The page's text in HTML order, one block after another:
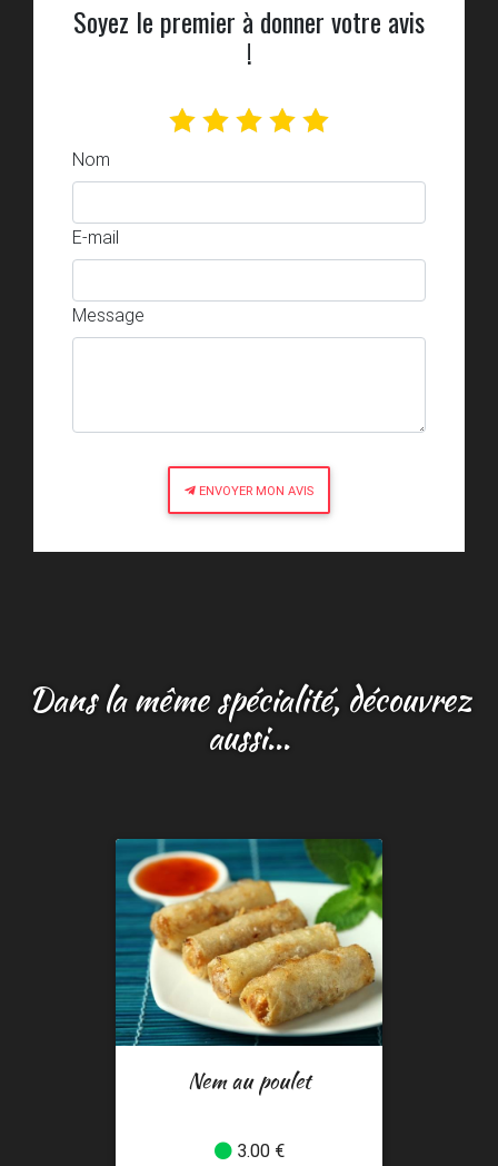
Soyez le premier à donner votre avis
!
Nom
E-mail
Message
ENVOYER MON AVIS
Dans la même spécialité, découvrez
aussi...
Nem au poulet
3.00 €